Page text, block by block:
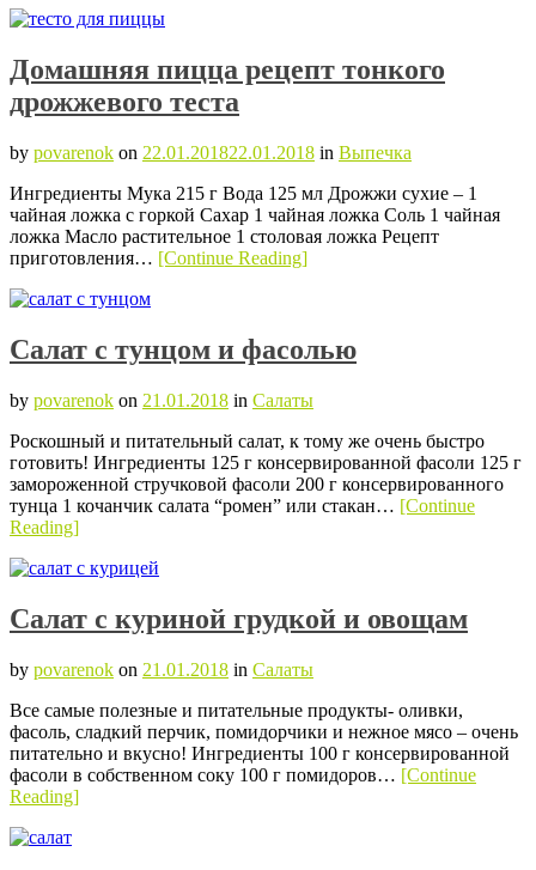
Домашняя пицца рецепт тонкого
дрожжевого теста
by povarenok on 22.01.201822.01.2018 in Выпечка
Ингредиенты Мука 215 г Вода 125 мл Дрожжи сухие – 1
чайная ложка с горкой Сахар 1 чайная ложка Соль 1 чайная
ложка Масло растительное 1 столовая ложка Рецепт
приготовления… [Continue Reading]
Салат с тунцом и фасолью
by povarenok on 21.01.2018 in Салаты
Роскошный и питательный салат, к тому же очень быстро
готовить! Ингредиенты 125 г консервированной фасоли 125 г
замороженной стручковой фасоли 200 г консервированного
тунца 1 кочанчик салата “ромен” или стакан… [Continue
Reading]
Салат с куриной грудкой и овощам
by povarenok on 21.01.2018 in Салаты
Все самые полезные и питательные продукты- оливки,
фасоль, сладкий перчик, помидорчики и нежное мясо – очень
питательно и вкусно! Ингредиенты 100 г консервированной
фасоли в собственном соку 100 г помидоров… [Continue
Reading]